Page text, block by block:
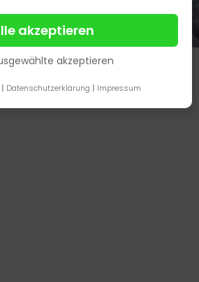
akzeptieren
akzeptieren
| Datenschutzerklärung | Impressum